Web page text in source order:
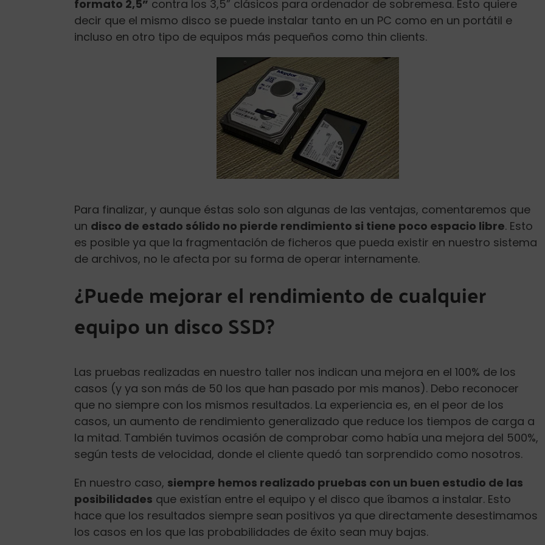
formato 2,5” contra los 3,5” clásicos para ordenador de sobremesa. Esto quiere
decir que el mismo disco se puede instalar tanto en un PC como en un portátil e
incluso en otro tipo de equipos más pequeños como thin clients.
Para finalizar, y aunque éstas solo son algunas de las ventajas, comentaremos que
un disco de estado sólido no pierde rendimiento si tiene poco espacio libre. Esto
es posible ya que la fragmentación de ficheros que pueda existir en nuestro sistema
de archivos, no le afecta por su forma de operar internamente.
¿Puede mejorar el rendimiento de cualquier
equipo un disco SSD?
Las pruebas realizadas en nuestro taller nos indican una mejora en el 100% de los
casos (y ya son más de 50 los que han pasado por mis manos). Debo reconocer
que no siempre con los mismos resultados. La experiencia es, en el peor de los
casos, un aumento de rendimiento generalizado que reduce los tiempos de carga a
la mitad. También tuvimos ocasión de comprobar como había una mejora del 500%,
según tests de velocidad, donde el cliente quedó tan sorprendido como nosotros.
En nuestro caso, siempre hemos realizado pruebas con un buen estudio de las
posibilidades que existían entre el equipo y el disco que íbamos a instalar. Esto
hace que los resultados siempre sean positivos ya que directamente desestimamos
los casos en los que las probabilidades de éxito sean muy bajas.